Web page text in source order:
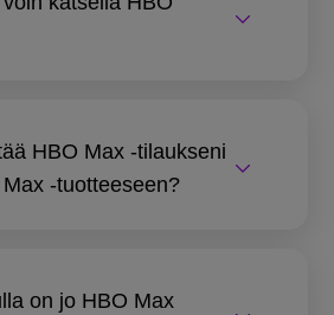
HBO Max -tilaukseni
-tuotteeseen?
on jo HBO Max